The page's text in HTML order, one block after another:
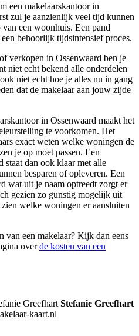
een makelaarskantoor in
zul je aanzienlijk veel tijd kunnen
een woonhuis. Een pand
behoorlijk tijdsintensief proces.
verkopen in Ossenwaard ben je
niet echt bekend alle onderdelen
niet echt hoe je alles nu in gang
dat de makelaar aan jouw zijde
in Ossenwaard maakt het
te voorkomen. Het
exact weten welke woningen de
je op moet passen. Een
staat dan ook klaar met alle
besparen of opleveren. Een
wat uit je naam optreedt zorgt er
gezien zo gunstig mogelijk uit
welke woningen er aansluiten
van een makelaar? Kijk dan eens
overde kosten van een
Stefanie Greefhart
kaart.nl